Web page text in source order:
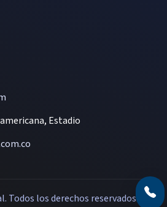
Estadio
Todos los derechos reservados.